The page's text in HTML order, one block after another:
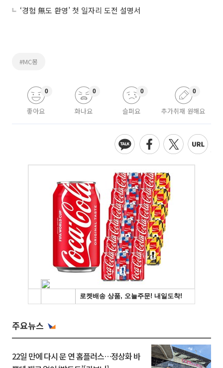
‘경험 無도 환영’ 첫 일자리 도전 설명서
#MC몽
좋아요
0
화나요
0
슬퍼요
0
추가취재 원해요
0
주요뉴스
22일 만에 다시 문 연 홈플러스…정상화 바